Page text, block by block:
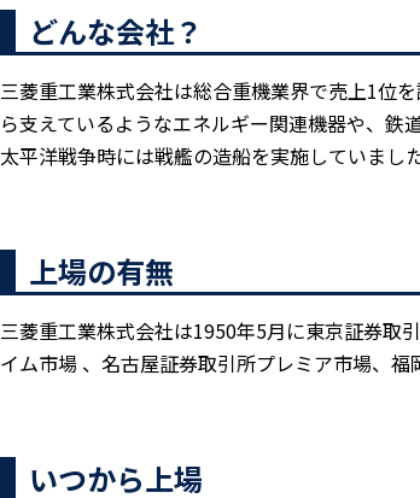
どんな会社？
三菱重工業株式会社は総合重機業界で売上1位
ら支えているようなエネルギー関連機器や、鉄
太平洋戦争時には戦艦の造船を実施していました
上場の有無
三菱重工業株式会社は1950年5月に東京証券取
イム市場 、名古屋証券取引所プレミア市場、福
いつから上場